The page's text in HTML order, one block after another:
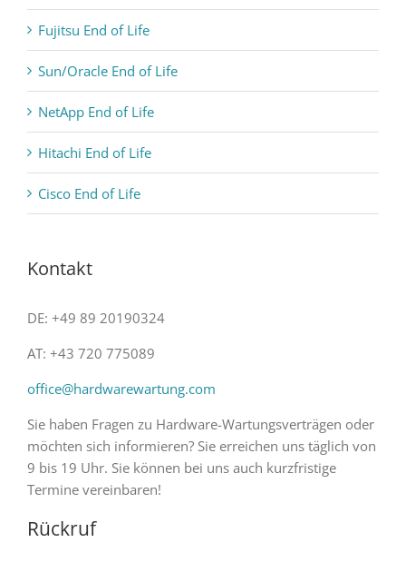
Fujitsu End of Life
Sun/Oracle End of Life
NetApp End of Life
Hitachi End of Life
Cisco End of Life
Kontakt
DE: +49 89 20190324
AT: +43 720 775089
office@hardwarewartung.com
Sie haben Fragen zu Hardware-Wartungsverträgen oder
möchten sich informieren? Sie erreichen uns täglich von
9 bis 19 Uhr. Sie können bei uns auch kurzfristige
Termine vereinbaren!
Rückruf